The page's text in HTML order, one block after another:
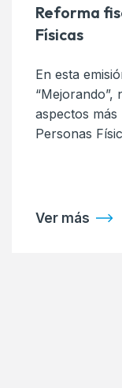
Reforma
Físicas
En esta
aspectos
Personas
Ver más